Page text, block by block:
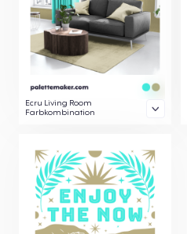
Ecru Living Room
Farbkombination